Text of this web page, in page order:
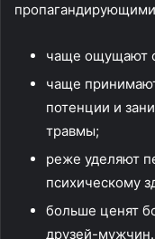
чаще ощущают
чаще
потенции и
травмы;
реже уделяют
психическому
больше ценят
друзей-мужчин.